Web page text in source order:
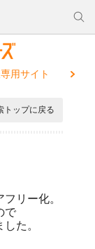
用サイト
トップに戻る
リー化。
で
た。